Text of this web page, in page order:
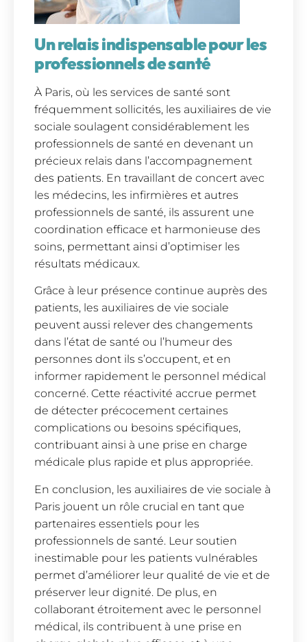
Un relais indispensable pour les
professionnels de santé
À Paris, où les services de santé sont
fréquemment sollicités, les auxiliaires de vie
sociale soulagent considérablement les
professionnels de santé en devenant un
précieux relais dans l’accompagnement
des patients. En travaillant de concert avec
les médecins, les infirmières et autres
professionnels de santé, ils assurent une
coordination efficace et harmonieuse des
soins, permettant ainsi d’optimiser les
résultats médicaux.
Grâce à leur présence continue auprès des
patients, les auxiliaires de vie sociale
peuvent aussi relever des changements
dans l’état de santé ou l’humeur des
personnes dont ils s’occupent, et en
informer rapidement le personnel médical
concerné. Cette réactivité accrue permet
de détecter précocement certaines
complications ou besoins spécifiques,
contribuant ainsi à une prise en charge
médicale plus rapide et plus appropriée.
En conclusion, les auxiliaires de vie sociale à
Paris jouent un rôle crucial en tant que
partenaires essentiels pour les
professionnels de santé. Leur soutien
inestimable pour les patients vulnérables
permet d’améliorer leur qualité de vie et de
préserver leur dignité. De plus, en
collaborant étroitement avec le personnel
médical, ils contribuent à une prise en